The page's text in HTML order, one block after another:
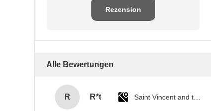
Rezension
Alle Bewertungen
R R*t Saint Vincent and the Grenadines